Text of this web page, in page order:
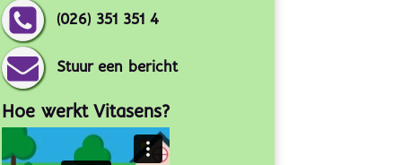
(026) 351 351 4
Stuur een bericht
Hoe werkt Vitasens?